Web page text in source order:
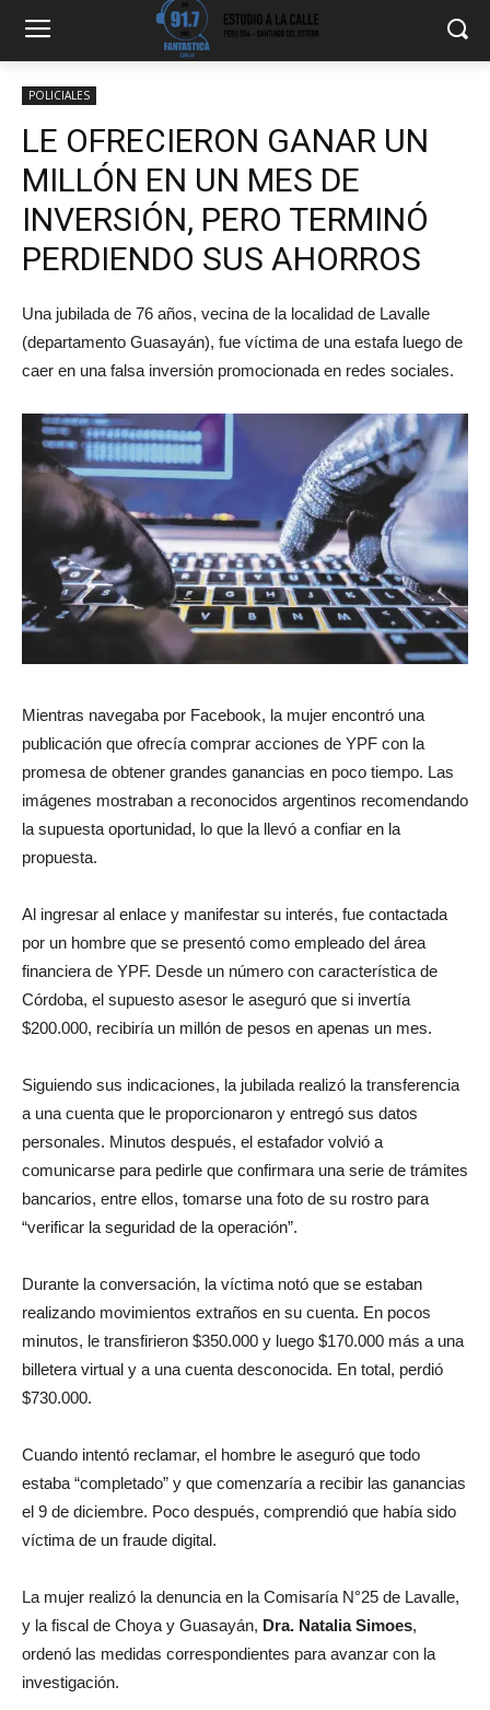
POLICIALES
LE OFRECIERON GANAR UN
MILLÓN EN UN MES DE
INVERSIÓN, PERO TERMINÓ
PERDIENDO SUS AHORROS
Una jubilada de 76 años, vecina de la localidad de Lavalle
(departamento Guasayán), fue víctima de una estafa luego de
caer en una falsa inversión promocionada en redes sociales.
Mientras navegaba por Facebook, la mujer encontró una
publicación que ofrecía comprar acciones de YPF con la
promesa de obtener grandes ganancias en poco tiempo. Las
imágenes mostraban a reconocidos argentinos recomendando
la supuesta oportunidad, lo que la llevó a confiar en la
propuesta.
Al ingresar al enlace y manifestar su interés, fue contactada
por un hombre que se presentó como empleado del área
financiera de YPF. Desde un número con característica de
Córdoba, el supuesto asesor le aseguró que si invertía
$200.000, recibiría un millón de pesos en apenas un mes.
Siguiendo sus indicaciones, la jubilada realizó la transferencia
a una cuenta que le proporcionaron y entregó sus datos
personales. Minutos después, el estafador volvió a
comunicarse para pedirle que confirmara una serie de trámites
bancarios, entre ellos, tomarse una foto de su rostro para
“verificar la seguridad de la operación”.
Durante la conversación, la víctima notó que se estaban
realizando movimientos extraños en su cuenta. En pocos
minutos, le transfirieron $350.000 y luego $170.000 más a una
billetera virtual y a una cuenta desconocida. En total, perdió
$730.000.
Cuando intentó reclamar, el hombre le aseguró que todo
estaba “completado” y que comenzaría a recibir las ganancias
el 9 de diciembre. Poco después, comprendió que había sido
víctima de un fraude digital.
La mujer realizó la denuncia en la Comisaría N°25 de Lavalle,
y la fiscal de Choya y Guasayán, Dra. Natalia Simoes,
ordenó las medidas correspondientes para avanzar con la
investigación.